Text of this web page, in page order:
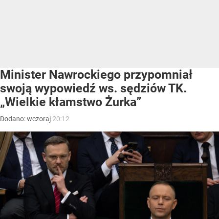
Minister Nawrockiego przypomniał
swoją wypowiedź ws. sędziów TK.
„Wielkie kłamstwo Żurka”
Dodano:wczoraj 20:12